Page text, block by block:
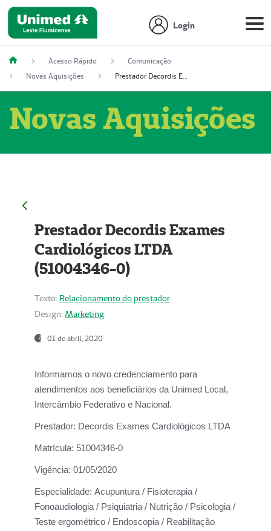
Login
Acesso Rápido
Comunicação
Novas Aquisições
Prestador Decordis Exames Cardiológicos LTDA (51004346-0)
Novas Aquisições
Prestador Decordis Exames
Cardiológicos LTDA
(51004346-0)
Texto: Relacionamento do prestador
Design: Marketing
01 de abril, 2020
Informamos o novo credenciamento para
atendimentos aos beneficiários da Unimed Local,
Intercâmbio Federativo e Nacional.
Prestador: Decordis Exames Cardiológicos LTDA
Matrícula: 51004346-0
Vigência: 01/05/2020
Especialidade: Acupuntura / Fisioterapia /
Fonoaudiologia / Psiquiatria / Nutrição / Psicologia /
Teste ergométrico / Endoscopia / Reabilitação